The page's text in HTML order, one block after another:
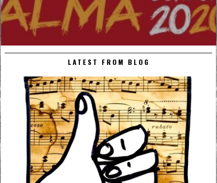
LATEST FROM BLOG